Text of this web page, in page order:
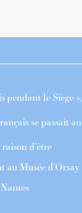
pendant le Siège »,
se passait au
d’être
au Musée d’Orsay